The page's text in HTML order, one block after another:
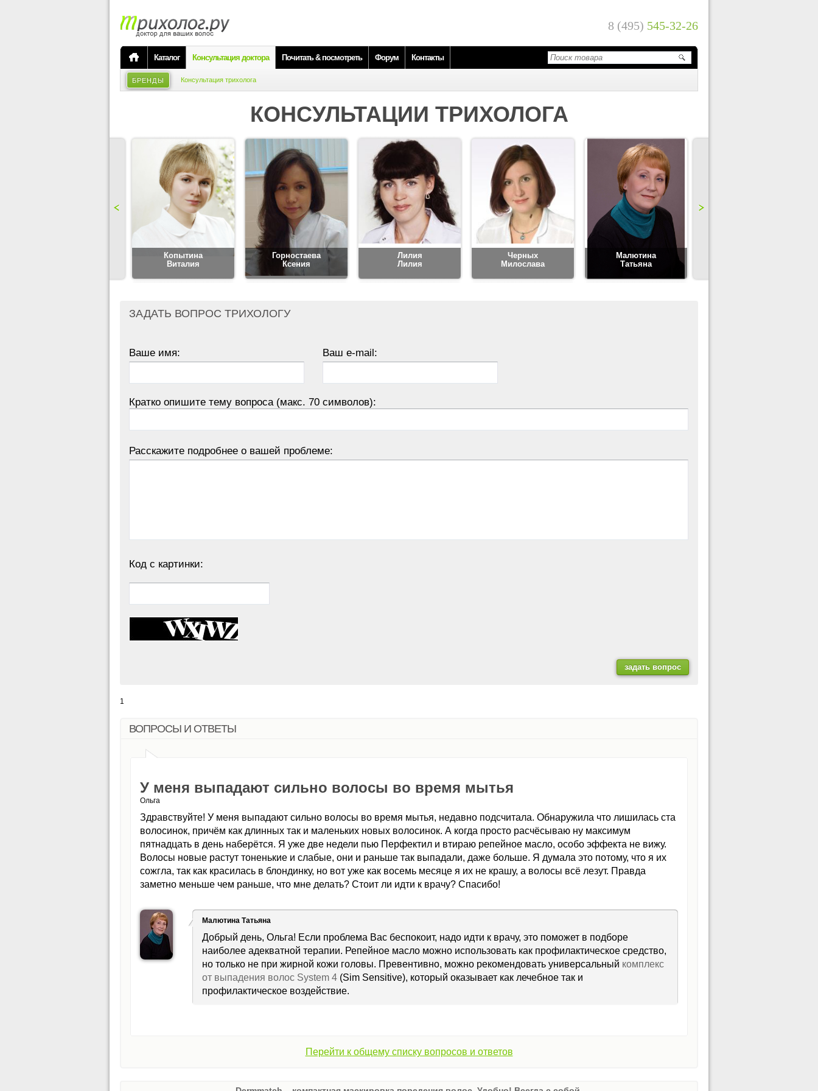
8 (495) 545-32-26
Каталог Консультация доктора Почитать & посмотреть Форум Контакты
БРЕНДЫ Консультация трихолога
КОНСУЛЬТАЦИИ ТРИХОЛОГА
Копытина
Виталия
Горностаева
Ксения
Лилия
Лилия
Черных
Милослава
Малютина
Татьяна
ЗАДАТЬ ВОПРОС ТРИХОЛОГУ
Ваше имя: Ваш e-mail:
Кратко опишите тему вопроса (макс. 70 символов):
Расскажите подробнее о вашей проблеме:
Код с картинки:
1
ВОПРОСЫ И ОТВЕТЫ
У меня выпадают сильно волосы во время мытья
Ольга
Здравствуйте! У меня выпадают сильно волосы во время мытья, недавно подсчитала. Обнаружила что лишилась ста
волосинок, причём как длинных так и маленьких новых волосинок. А когда просто расчёсываю ну максимум
пятнадцать в день наберётся. Я уже две недели пью Перфектил и втираю репейное масло, особо эффекта не вижу.
Волосы новые растут тоненькие и слабые, они и раньше так выпадали, даже больше. Я думала это потому, что я их
сожгла, так как красилась в блондинку, но вот уже как восемь месяце я их не крашу, а волосы всё лезут. Правда
заметно меньше чем раньше, что мне делать? Стоит ли идти к врачу? Спасибо!
Малютина Татьяна
Добрый день, Ольга! Если проблема Вас беспокоит, надо идти к врачу, это поможет в подборе
наиболее адекватной терапии. Репейное масло можно использовать как профилактическое средство,
но только не при жирной кожи головы. Превентивно, можно рекомендовать универсальный комплекс
от выпадения волос System 4 (Sim Sensitive), который оказывает как лечебное так и
профилактическое воздействие.
Перейти к общему списку вопросов и ответов